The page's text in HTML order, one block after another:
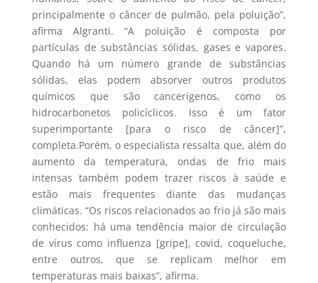
principalmente o câncer de pulmão, pela poluição”,
afirma Algranti. “A poluição é composta por
partículas de substâncias sólidas, gases e vapores.
Quando há um número grande de substâncias
sólidas, elas podem absorver outros produtos
químicos que são cancerígenos, como os
hidrocarbonetos policíclicos. Isso é um fator
superimportante [para o risco de câncer]”,
completa.Porém, o especialista ressalta que, além do
aumento da temperatura, ondas de frio mais
intensas também podem trazer riscos à saúde e
estão mais frequentes diante das mudanças
climáticas. “Os riscos relacionados ao frio já são mais
conhecidos: há uma tendência maior de circulação
de vírus como influenza [gripe], covid, coqueluche,
entre outros, que se replicam melhor em
temperaturas mais baixas”, afirma.